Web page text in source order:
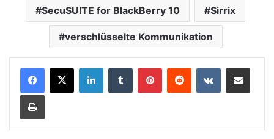
SecuSUITE for BlackBerry 10 Sirrix
verschlüsselte Kommunikation